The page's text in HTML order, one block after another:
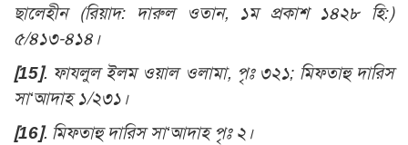
ছালেহীন (রিয়াদ: দারুল ওতান, ১ম প্রকাশ ১৪২৮ হি:)
৫/৪১৩-৪১৪।
[15]. ফাযলুল ইলম ওয়াল ওলামা, পৃঃ ৩২১; মিফতাহু দারিস
সা‘আদাহ ১/২৩১।
[16]. মিফতাহু দারিস সা‘আদাহ পৃঃ ২।